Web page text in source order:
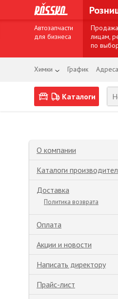
Автозапчасти
для бизнеса
лицам,
по
Химки График Адреса
Каталоги
О компании
Каталоги
Доставка
Политика возврата
Оплата
Акции и новости
Написать директору
Прайс-лист